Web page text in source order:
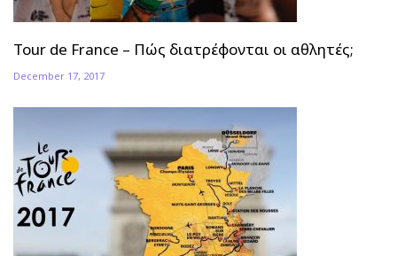
Tour de France – Πώς διατρέφονται οι αθλητές;
December 17, 2017